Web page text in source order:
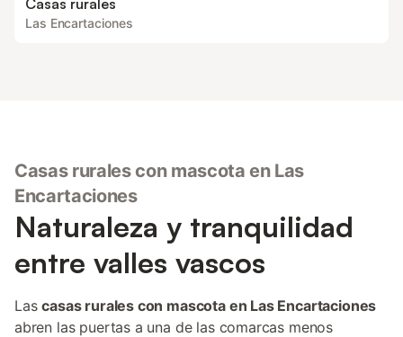
Casas rurales
Las Encartaciones
Casas rurales con mascota en Las
Encartaciones
Naturaleza y tranquilidad
entre valles vascos
Lascasas rurales con mascota en Las Encartaciones
abren las puertas a una de las comarcas menos